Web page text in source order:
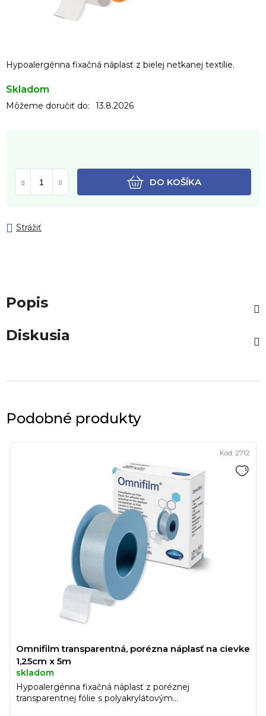
Hypoalergénna fixačná náplasť z bielej netkanej textílie.
Skladom
Môžeme doručiť do: 13.8.2026
DO KOŠÍKA
Strážiť
Popis
Diskusia
Podobné produkty
Omnifilm transparentná, porézna náplasť na cievke
1,25cm x 5m
skladom
Hypoalergénna fixačná náplasť z poréznej
transparentnej fólie s polyakrylátovým...
Kód: 2712